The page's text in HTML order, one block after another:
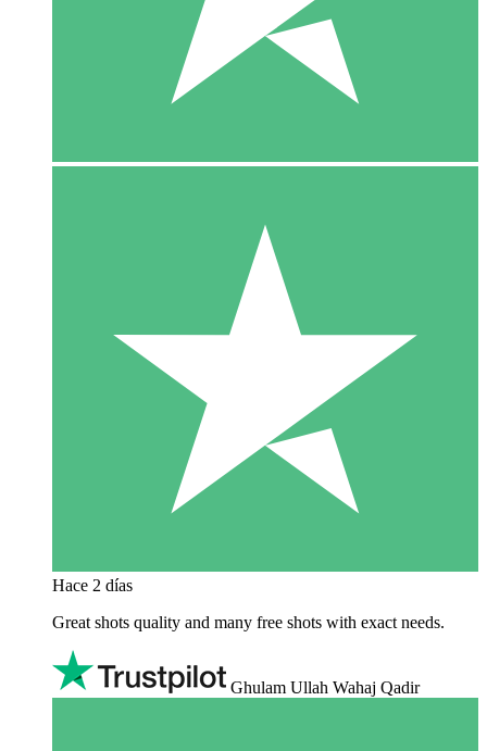
Hace 2 días
Great shots quality and many free shots with exact needs.
Ghulam Ullah Wahaj Qadir